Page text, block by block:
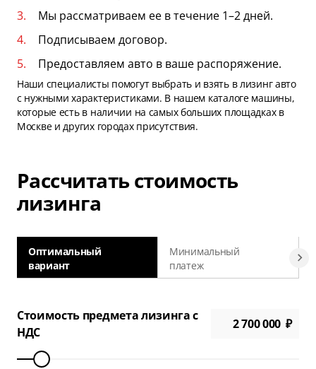
Мы рассматриваем ее в течение 1–2 дней.
Подписываем договор.
Предоставляем авто в ваше распоряжение.
Наши специалисты помогут выбрать и взять в лизинг авто
с нужными характеристиками. В нашем каталоге машины,
которые есть в наличии на самых больших площадках в
Москве и других городах присутствия.
Рассчитать стоимость
лизинга
Оптимальный
вариант
Минимальный
платеж
Стоимость предмета лизинга с
НДС